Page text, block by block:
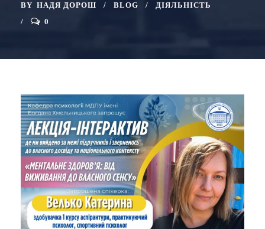
BY НАДЯ ДОРОШ BLOG
ДІЯЛЬНІСТЬ
0